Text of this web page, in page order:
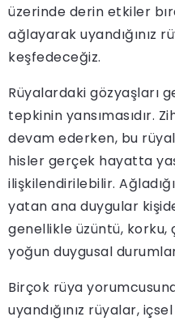
üzerinde derin etkiler
ağlayarak uyandığınız
keşfedeceğiz.
Rüyalardaki gözyaşları
tepkinin yansımasıdır.
devam ederken, bu
hisler gerçek hayatta
ilişkilendirilebilir.
yatan ana duygular
genellikle üzüntü, korku,
yoğun duygusal
Birçok rüya
uyandığınız rüyalar,